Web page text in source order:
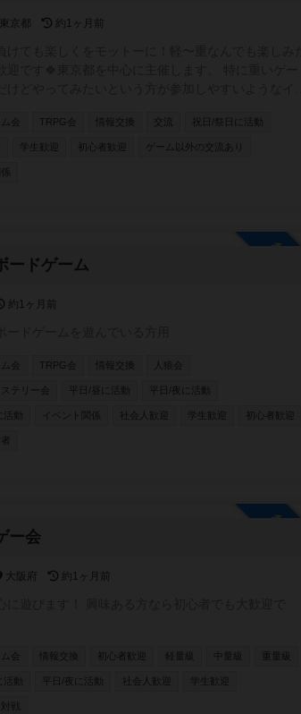
東京都 約1ヶ月前
しいボドゲ開拓しているのでリクエストやおすすめも
す✨
会 TRPG会 情報交換 交流 祝日/祭日に活動
学生歓迎 初心者歓迎 ゲーム以外の交流あり
ードゲーム
約1ヶ月前
会 TRPG会 情報交換 人狼会
テリー会 平日/昼に活動 平日/夜に活動
動 イベント関係 社会人歓迎 学生歓迎 初心者歓迎
ー会
大阪府 約1ヶ月前
会 情報交換 初心者歓迎 軽量級 中量級 重量級
動 平日/夜に活動 社会人歓迎 学生歓迎
戦